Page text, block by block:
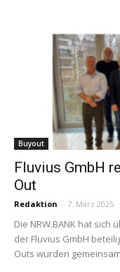
Buyout
Fluvius GmbH
Out
Redaktion - 7. März 2025
Die NRW.BANK hat
der Fluvius GmbH
Outs wurden